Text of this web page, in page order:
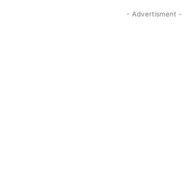
- Advertisment -